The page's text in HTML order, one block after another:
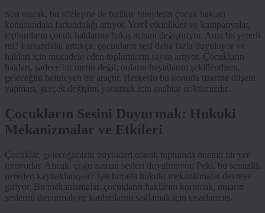
Son olarak, bu sözleşme ile birlikte bireylerin çocuk hakları
konusundaki farkındalığı artıyor. Yerel etkinlikler ve kampanyalar,
toplumların çocuk haklarına bakış açısını değiştiriyor. Ama bu yeterli
mi? Farkındalık arttıkça, çocukların sesi daha fazla duyuluyor ve
hakları için mücadele eden toplumların sayısı artıyor. Çocukların
hakları, sadece bir metin değil; onların hayatlarını şekillendiren,
geleceğini belirleyen bir araçtır. Herkesin bu konuda üzerine düşeni
yapması, gerçek değişimi yaratmak için anahtar noktamızdır.
Çocukların Sesini Duyurmak: Hukuki
Mekanizmalar ve Etkileri
Çocuklar, geleceğimizin büyükleri olarak toplumda önemli bir yer
tutuyorlar. Ancak, çoğu zaman sesleri duyulmuyor. Peki, bu sessizlik
nereden kaynaklanıyor? İşte burada hukuki mekanizmalar devreye
giriyor. Bu mekanizmalar, çocukların haklarını korumak, onların
seslerini duyurmak ve katılımlarını sağlamak için tasarlanmış.